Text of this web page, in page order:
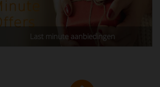
Last minute aanbiedingen